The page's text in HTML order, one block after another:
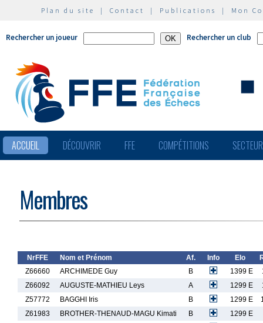
Plan du site | Contact | Publications | Mon
Rechercher un joueur Rechercher un club
ACCUEIL DÉCOUVRIR FFE COMPÉTITIONS
Membres
NrFFE Nom et Prénom Af. Info Elo
Z66660
ARCHIMEDE Guy B 1399 E
Z66092
AUGUSTE-MATHIEU Leys A 1299 E
Z57772
BAGGHI Iris B 1299 E
Z61983
BROTHER-THENAUD-MAGU Kimati B
1299 E